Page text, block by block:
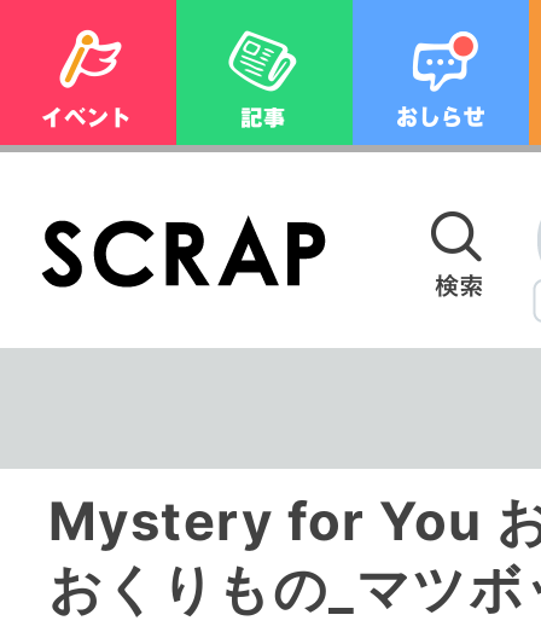
Mystery for You
おくりもの_マツ